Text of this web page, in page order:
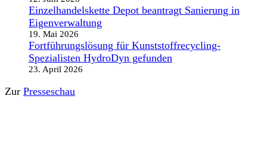
Einzelhandelskette Depot beantragt Sanierung in
Eigenverwaltung
19. Mai 2026
Fortführungslösung für Kunststoffrecycling-
Spezialisten HydroDyn gefunden
23. April 2026
Zur Presseschau